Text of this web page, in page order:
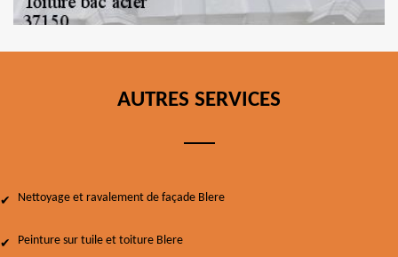
AUTRES SERVICES
Nettoyage et ravalement de façade Blere
Peinture sur tuile et toiture Blere